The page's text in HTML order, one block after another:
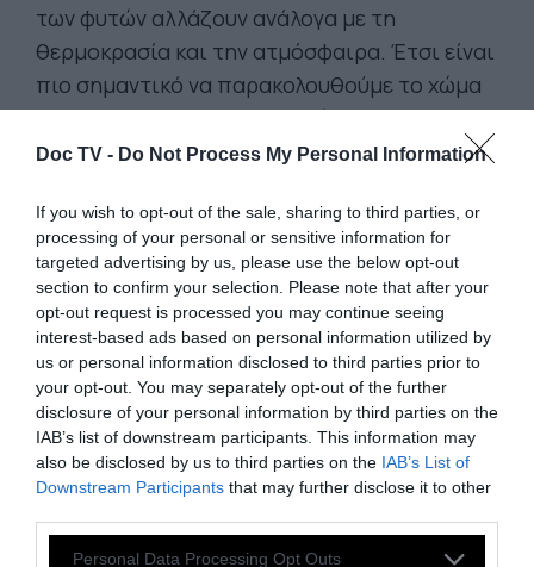
Doc TV - Do Not Process My Personal Information
If you wish to opt-out of the sale, sharing to third parties, or
processing of your personal or sensitive information for
targeted advertising by us, please use the below opt-out
section to confirm your selection. Please note that after your
opt-out request is processed you may continue seeing
interest-based ads based on personal information utilized by
us or personal information disclosed to third parties prior to
your opt-out. You may separately opt-out of the further
disclosure of your personal information by third parties on the
IAB’s list of downstream participants. This information may
also be disclosed by us to third parties on the IAB’s List of
Downstream Participants that may further disclose it to other
Personal Data Processing Opt Outs
των φυτών αλλάζουν ανάλογα με τη
θερμοκρασία και την ατμόσφαιρα. Έτσι είναι
πιο σημαντικό να παρακολουθούμε το χώμα
και την κατάσταση των φυτών προτού τα
ποτίσουμε. Το χώμα μπορεί να δείχνει
εξετάζουμε τι γίνεται μερικά εκατοστά πιο
κάτω. Αν είναι νωπό, τότε δεν υπάρχει λόγος
ποτίσματος. Κάποια είδη χώματος ίσως να
μη δείχνουν τόσο στεγνά, όμως το φυτό να
χρειάζεται πότισμα. Έτσι, αν τα φύλλα των
φυτών σκουρύνουν ή αρχίσουν να κοιτάνε
προς τα κάτω, τότε μάλλον χρειάζονται λίγο
νεράκι. Είναι προτιμότερο επίσης να
ποτίζουμε το απόγευμα και όχι τις ώρες με
έντονη ηλιοφάνεια, διότι έτσι εξατμίζεται
λιγότερο νερό.